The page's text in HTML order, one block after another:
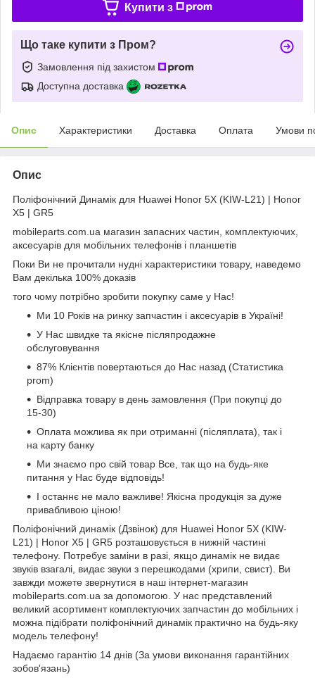
Купити з
Що таке купити з Пром?
Замовлення під захистом
Доступна доставка
Опис Характеристики Доставка Оплата Умови
Опис
Поліфонічний Динамік для Huawei Honor 5X (KIW-L21) | Honor
X5 | GR5
mobileparts.com.ua магазин запасних частин, комплектуючих,
аксесуарів для мобільних телефонів і планшетів
Поки Ви не прочитали нудні характеристики товару, наведемо
Вам декілька 100% доказів
того чому потрібно зробити покупку саме у Нас!
Ми 10 Років на ринку запчастин і аксесуарів в Україні!
У Нас швидке та якісне післяпродажне
обслуговування
87% Клієнтів повертаються до Нас назад (Статистика
prom)
Відправка товару в день замовлення (При покупці до
15-30)
Оплата можлива як при отриманні (післяплата), так і
на карту банку
Ми знаємо про свій товар Все, так що на будь-яке
питання у Нас буде відповідь!
І останнє не мало важливе! Якісна продукція за дуже
привабливою ціною!
Поліфонічний динамік (Дзвінок) для Huawei Honor 5X (KIW-
L21) | Honor X5 | GR5 розташовується в нижній частині
телефону. Потребує заміни в разі, якщо динамік не видає
звуків взагалі, видає звуки з перешкодами (хрипи, свист). Ви
завжди можете звернутися в наш інтернет-магазин
mobileparts.com.ua за допомогою. У нас представлений
великий асортимент комплектуючих запчастин до мобільних і
можна підібрати поліфонічний динамік практично на будь-яку
модель телефону!
Надаємо гарантію 14 днів (За умови виконання гарантійних
зобов'язань)